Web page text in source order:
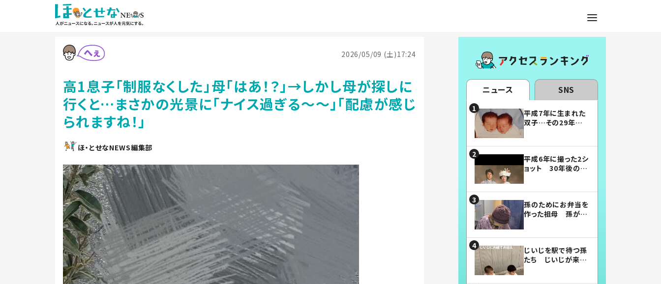
2026/05/09 (土)17:24
高1息子「制服なくした」母「はあ！？」→しかし母が探しに
行くと…まさかの光景に「ナイス過ぎる〜〜」「配慮が感じ
られますね！」
ほ・とせなNEWS編集部
ニュース SNS
平成7年に生まれた
双子…その29年後
平成6年に撮った2シ
ョット 30年後の姿
孫のためにお弁当を
作った祖母 孫が絶
じいじを駅で待つ孫
たち じいじが来た